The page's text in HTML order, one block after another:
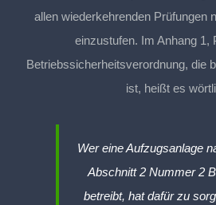
allen wiederkehrenden Prüfungen
einzustufen. Im Anhang 1,
Betriebssicherheitsverordnung, die
ist, heißt es
Wer eine Aufzugsanlage
Abschnitt 2 Nummer 2
betreibt, hat dafür zu